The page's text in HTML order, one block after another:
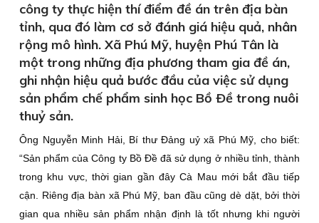
công ty thực hiện thí điểm đề án trên địa bàn
tỉnh, qua đó làm cơ sở đánh giá hiệu quả, nhân
rộng mô hình. Xã Phú Mỹ, huyện Phú Tân là
một trong những địa phương tham gia đề án,
ghi nhận hiệu quả bước đầu của việc sử dụng
sản phẩm chế phẩm sinh học Bồ Ðề trong nuôi
thuỷ sản.
Ông Nguyễn Minh Hải, Bí thư Ðảng uỷ xã Phú Mỹ, cho biết:
“Sản phẩm của Công ty Bồ Ðề đã sử dụng ở nhiều tỉnh, thành
trong khu vực, thời gian gần đây Cà Mau mới bắt đầu tiếp
cận. Riêng địa bàn xã Phú Mỹ, ban đầu cũng dè dặt, bởi thời
gian qua nhiều sản phẩm nhận định là tốt nhưng khi người